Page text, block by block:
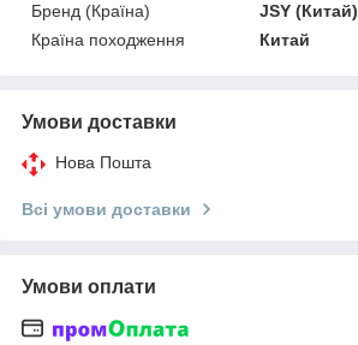
Бренд (Країна)
JSY (Китай)
Країна походження
Китай
Умови доставки
Нова Пошта
Всі умови доставки
Умови оплати